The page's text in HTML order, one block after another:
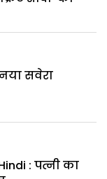
सवेरा
: पत्नी का